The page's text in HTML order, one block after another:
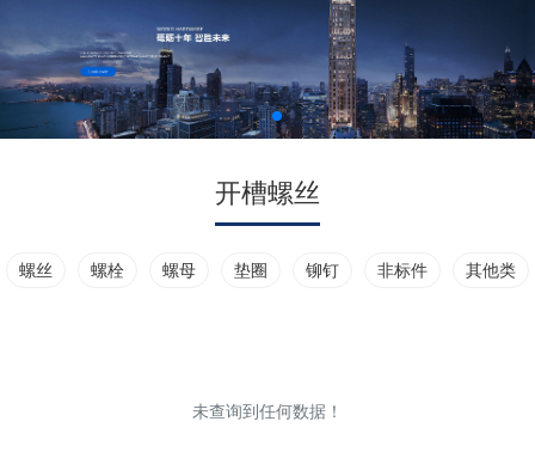
开槽螺丝
螺丝 螺栓 螺母 垫圈 铆钉 非标件 其他类
未查询到任何数据！